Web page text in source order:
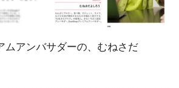
ムアンバサダーの、むねさだ